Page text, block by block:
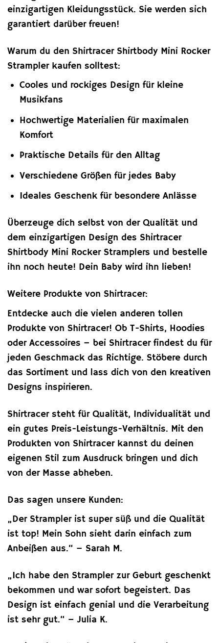
einzigartigen Kleidungsstück. Sie werden sich
garantiert darüber freuen!
Warum du den Shirtracer Shirtbody Mini Rocker
Strampler kaufen solltest:
Cooles und rockiges Design für kleine
Musikfans
Hochwertige Materialien für maximalen
Komfort
Praktische Details für den Alltag
Verschiedene Größen für jedes Baby
Ideales Geschenk für besondere Anlässe
Überzeuge dich selbst von der Qualität und
dem einzigartigen Design des Shirtracer
Shirtbody Mini Rocker Stramplers und bestelle
ihn noch heute! Dein Baby wird ihn lieben!
Weitere Produkte von Shirtracer:
Entdecke auch die vielen anderen tollen
Produkte von Shirtracer! Ob T-Shirts, Hoodies
oder Accessoires – bei Shirtracer findest du für
jeden Geschmack das Richtige. Stöbere durch
das Sortiment und lass dich von den kreativen
Designs inspirieren.
Shirtracer steht für Qualität, Individualität und
ein gutes Preis-Leistungs-Verhältnis. Mit den
Produkten von Shirtracer kannst du deinen
eigenen Stil zum Ausdruck bringen und dich
von der Masse abheben.
Das sagen unsere Kunden:
„Der Strampler ist super süß und die Qualität
ist top! Mein Sohn sieht darin einfach zum
Anbeißen aus.“ – Sarah M.
„Ich habe den Strampler zur Geburt geschenkt
bekommen und war sofort begeistert. Das
Design ist einfach genial und die Verarbeitung
ist sehr gut.“ – Julia K.